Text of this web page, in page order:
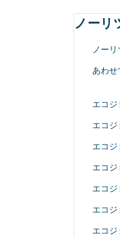
ノーリ
ノー
あわせ
エコ
エコ
エコ
エコ
エコ
エコ
エコ